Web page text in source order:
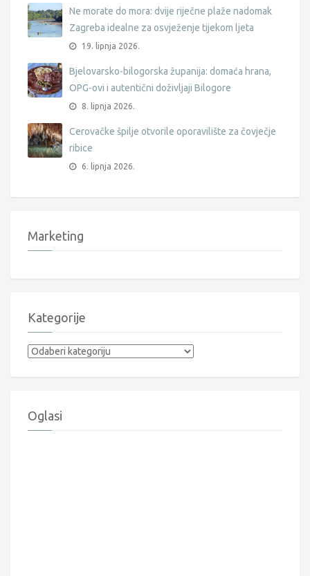
Ne morate do mora: dvije riječne plaže nadomak
Zagreba idealne za osvježenje tijekom ljeta
19. lipnja 2026.
Bjelovarsko-bilogorska županija: domaća hrana,
OPG-ovi i autentični doživljaji Bilogore
8. lipnja 2026.
Cerovačke špilje otvorile oporavilište za čovječje
ribice
6. lipnja 2026.
Marketing
Kategorije
Kategorije
Oglasi